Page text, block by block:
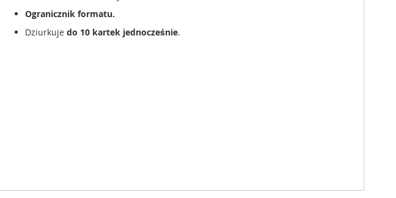
Ogranicznik formatu.
Dziurkuje do 10 kartek jednocześnie.